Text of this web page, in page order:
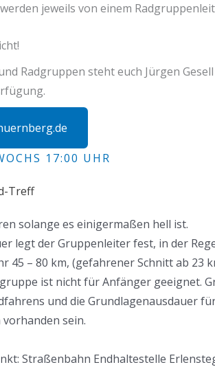
jeweils von einem
Radgruppen steht euch Jürgen
17:00 UHR
Treff
solange es einigermaßen hell ist.
legt der Gruppenleiter fest, in der
45 – 80 km, (gefahrener Schnitt ab 23
ist nicht für Anfänger geeignet.
und die Grundlagenausdauer
vorhanden sein.
Straßenbahn Endhaltestelle